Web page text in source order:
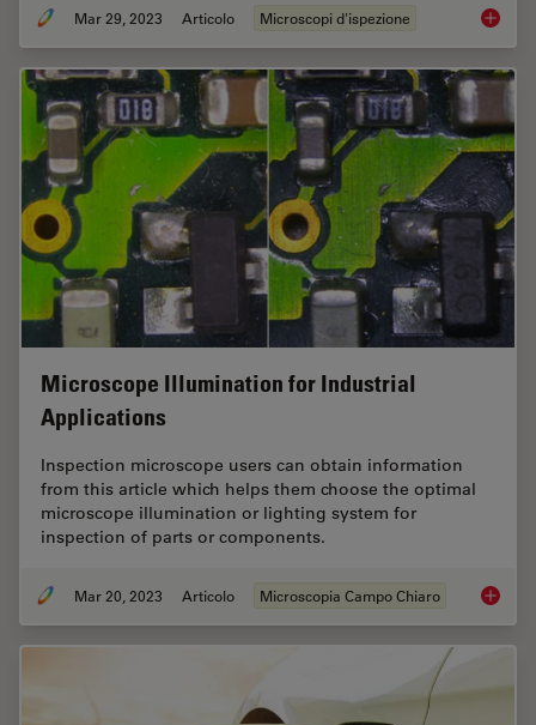
Mar 29, 2023 Articolo Microscopi d'ispezione Digital
Microscope Illumination for Industrial
Applications
Inspection microscope users can obtain information
from this article which helps them choose the optimal
microscope illumination or lighting system for
inspection of parts or components.
Mar 20, 2023 Articolo Microscopia Campo Chiaro